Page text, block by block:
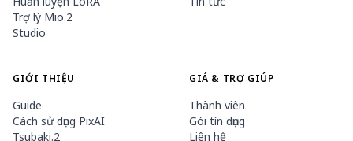
Trợ lý Mio.2
Studio
GIỚI THIỆU
Guide
Cách sử dụng PixAI
Tsubaki.2
GIÁ & TRỢ GIÚP
Thành viên
Gói tín dụng
Liên hệ